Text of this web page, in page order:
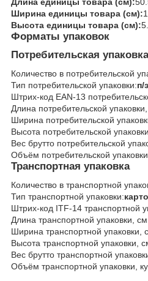
Длина единицы товара (см):
Ширина единицы товара (см):
Высота единицы товара (см):
Форматы упаковок
Потребительская упаковка
Количество в потребительской
Тип потребительской упаковки:п/
Штрих-код EAN-13
Длина потребительской
Ширина потребительской
Высота потребительской
Вес брутто потребительской
Объём потребительской
Транспортная упаковка
Количество в транспортной
Тип транспортной упаковки:
Штрих-код ITF-14 транспортной
Длина транспортной упаковки,
Ширина транспортной упаковки,
Высота транспортной упаковки,
Вес брутто транспортной
Объём транспортной упаковки,